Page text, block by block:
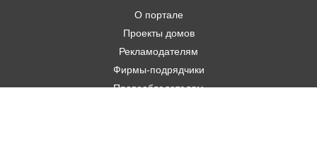
О портале
Проекты домов
Рекламодателям
Фирмы-подрядчики
Правообладателям